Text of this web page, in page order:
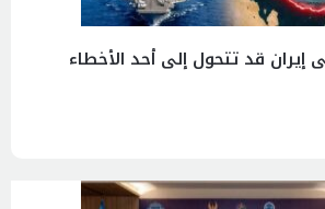
إيران قد تتحول إلى أحد الأخطاء